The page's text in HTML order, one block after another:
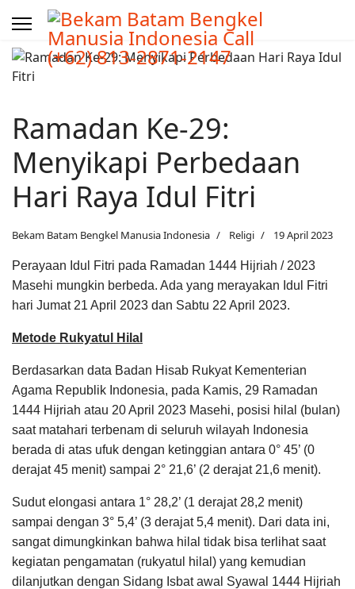
Ramadan Ke-29:
Menyikapi Perbedaan
Hari Raya Idul Fitri
Bekam Batam Bengkel Manusia Indonesia Religi 19 April 2023
Perayaan Idul Fitri pada Ramadan 1444 Hijriah / 2023
Masehi mungkin berbeda. Ada yang merayakan Idul Fitri
hari Jumat 21 April 2023 dan Sabtu 22 April 2023.
Metode Rukyatul Hilal
Berdasarkan data Badan Hisab Rukyat Kementerian
Agama Republik Indonesia, pada Kamis, 29 Ramadan
1444 Hijriah atau 20 April 2023 Masehi, posisi hilal (bulan)
saat matahari terbenam di seluruh wilayah Indonesia
berada di atas ufuk dengan ketinggian antara 0° 45’ (0
derajat 45 menit) sampai 2° 21,6’ (2 derajat 21,6 menit).
Sudut elongasi antara 1° 28,2’ (1 derajat 28,2 menit)
sampai dengan 3° 5,4’ (3 derajat 5,4 menit). Dari data ini,
sangat dimungkinkan bahwa hilal tidak bisa terlihat saat
kegiatan pengamatan (rukyatul hilal) yang kemudian
dilanjutkan dengan Sidang Isbat awal Syawal 1444 Hijriah